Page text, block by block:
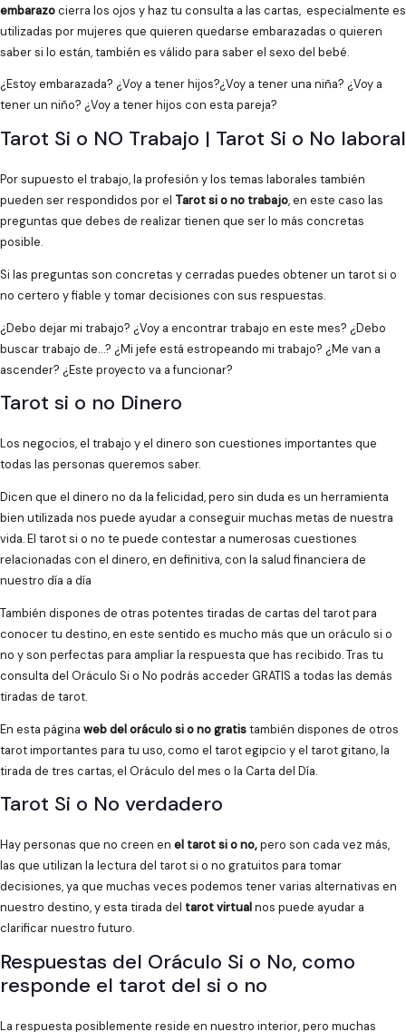
embarazocierra los ojos y haz tu consulta a las cartas, especialmente es
utilizadas por mujeres que quieren quedarse embarazadas o quieren
saber si lo están, también es válido para saber el sexo del bebé.
¿Estoy embarazada? ¿Voy a tener hijos?¿Voy a tener una niña? ¿Voy a
tener un niño? ¿Voy a tener hijos con esta pareja?
Tarot Si o NO Trabajo | Tarot Si o No laboral
Por supuesto el trabajo, la profesión y los temas laborales también
pueden ser respondidos por el Tarot si o no trabajo, en este caso las
preguntas que debes de realizar tienen que ser lo más concretas
posible.
Si las preguntas son concretas y cerradas puedes obtener un tarot si o
no certero y fiable y tomar decisiones con sus respuestas.
¿Debo dejar mi trabajo? ¿Voy a encontrar trabajo en este mes? ¿Debo
buscar trabajo de…? ¿Mi jefe está estropeando mi trabajo? ¿Me van a
ascender? ¿Este proyecto va a funcionar?
Tarot si o no Dinero
Los negocios, el trabajo y el dinero son cuestiones importantes que
todas las personas queremos saber.
Dicen que el dinero no da la felicidad, pero sin duda es un herramienta
bien utilizada nos puede ayudar a conseguir muchas metas de nuestra
vida. El tarot si o no te puede contestar a numerosas cuestiones
relacionadas con el dinero, en definitiva, con la salud financiera de
nuestro día a día
También dispones de otras potentes tiradas de cartas del tarot para
conocer tu destino, en este sentido es mucho más que un oráculo si o
no y son perfectas para ampliar la respuesta que has recibido. Tras tu
consulta del Oráculo Si o No podrás acceder GRATIS a todas las demás
tiradas de tarot.
En esta página web del oráculo si o no gratistambién dispones de otros
tarot importantes para tu uso, como el tarot egipcio y el tarot gitano, la
tirada de tres cartas, el Oráculo del mes o la Carta del Día.
Tarot Si o No verdadero
Hay personas que no creen en el tarot si o no,pero son cada vez más,
las que utilizan la lectura del tarot si o no gratuitos para tomar
decisiones, ya que muchas veces podemos tener varias alternativas en
nuestro destino, y esta tirada del tarot virtualnos puede ayudar a
clarificar nuestro futuro.
Respuestas del Oráculo Si o No, como
responde el tarot del si o no
La respuesta posiblemente reside en nuestro interior, pero muchas